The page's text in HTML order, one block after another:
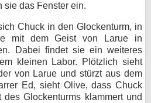
sie das Fenster ein.
Chuck in den Glockenturm, in
mit dem Geist von Larue in
Dabei findet sie ein weiteres
kleinen Labor. Plötzlich sieht
von Larue und stürzt aus dem
Ed, sieht Olive, dass Chuck
Glockenturms klammert und